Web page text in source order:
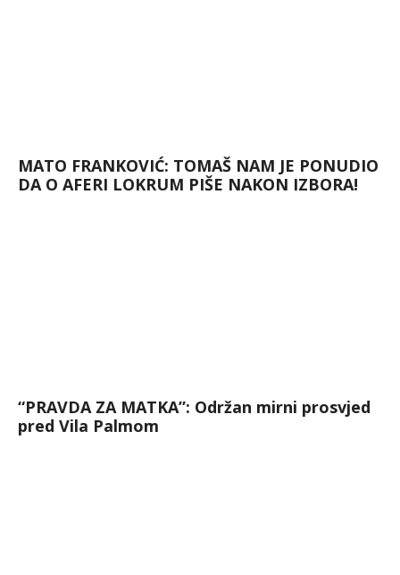
MATO FRANKOVIĆ: TOMAŠ NAM JE PONUDIO
DA O AFERI LOKRUM PIŠE NAKON IZBORA!
“PRAVDA ZA MATKA”: Održan mirni prosvjed
pred Vila Palmom